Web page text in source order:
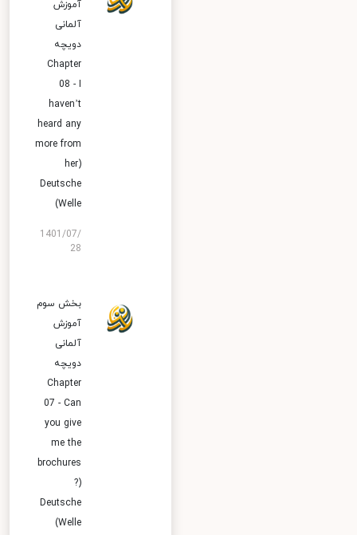
آموزش
آلمانی
دویچه
Chapter
08 - I
haven’t
heard any
more from
her)
Deutsche
Welle)
1401/07/
28
بخش سوم
آموزش
آلمانی
دویچه
Chapter
07 - Can
you give
me the
brochures
Deutsche
Welle)